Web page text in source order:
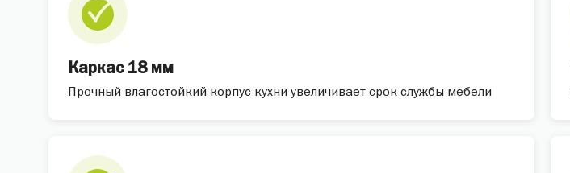
Каркас 18 мм
Прочный влагостойкий корпус кухни увеличивает срок службы мебели